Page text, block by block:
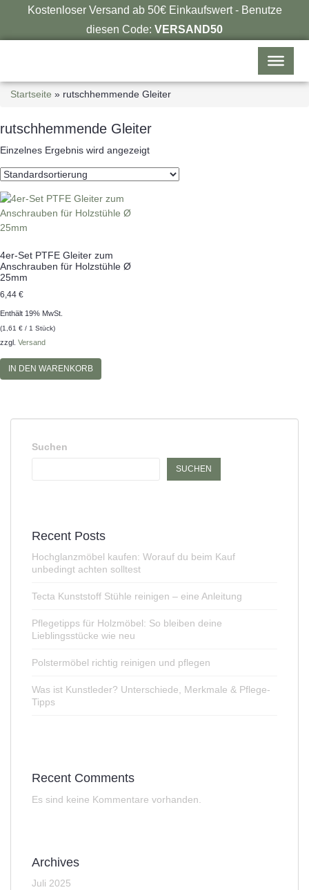
Kostenloser Versand ab 50€ Einkaufswert - Benutze
diesen Code: VERSAND50
Startseite » rutschhemmende Gleiter
rutschhemmende Gleiter
Einzelnes Ergebnis wird angezeigt
4er-Set PTFE Gleiter zum
Anschrauben für Holzstühle Ø
25mm
6,44 €
Enthält 19% MwSt.
(1,61 € / 1 Stück)
zzgl. Versand
IN DEN WARENKORB
Suchen
SUCHEN
Recent Posts
Hochglanzmöbel kaufen: Worauf du beim Kauf
unbedingt achten solltest
Tecta Kunststoff Stühle reinigen – eine Anleitung
Pflegetipps für Holzmöbel: So bleiben deine
Lieblingsstücke wie neu​
Polstermöbel richtig reinigen und pflegen
Was ist Kunstleder? Unterschiede, Merkmale & Pflege-
Tipps
Recent Comments
Es sind keine Kommentare vorhanden.
Archives
Juli 2025